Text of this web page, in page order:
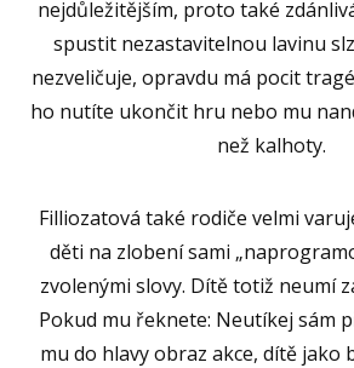
nejdůležitějším, proto také
spustit nezastavitelnou lavinu
nezveličuje, opravdu má pocit
ho nutíte ukončit hru nebo mu
než kalhoty.
Filliozatová také rodiče velmi
děti na zlobení sami
zvolenými slovy. Dítě totiž neumí
Pokud mu řeknete: Neutíkej sám
mu do hlavy obraz akce, dítě jako